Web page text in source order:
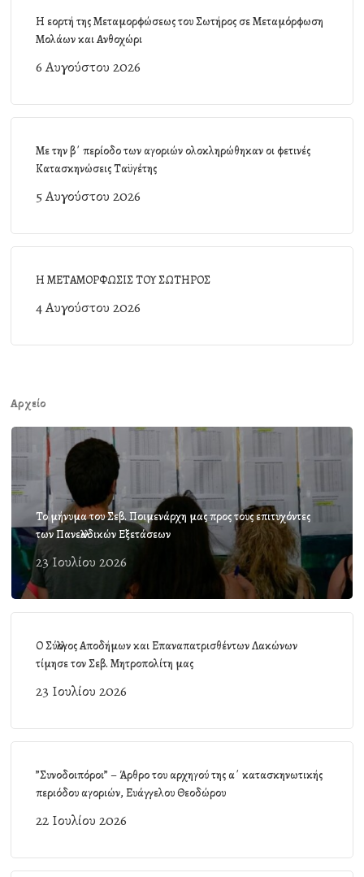
Η εορτή της Μεταμορφώσεως του Σωτήρος σε Μεταμόρφωση
Μολάων και Ανθοχώρι
6 Αυγούστου 2026
Με την β΄ περίοδο των αγοριών ολοκληρώθηκαν οι φετινές
Κατασκηνώσεις Ταϋγέτης
5 Αυγούστου 2026
Η ΜΕΤΑΜΟΡΦΩΣΙΣ ΤΟΥ ΣΩΤΗΡΟΣ
4 Αυγούστου 2026
Αρχείο
Το μήνυμα του Σεβ. Ποιμενάρχη μας προς τους επιτυχόντες
των Πανελλαδικών Εξετάσεων
23 Ιουλίου 2026
Ο Σύλλογος Αποδήμων και Επαναπατρισθέντων Λακώνων
τίμησε τον Σεβ. Μητροπολίτη μας
23 Ιουλίου 2026
”Συνοδοιπόροι” – Άρθρο του αρχηγού της α΄ κατασκηνωτικής
περιόδου αγοριών, Ευάγγελου Θεοδώρου
22 Ιουλίου 2026